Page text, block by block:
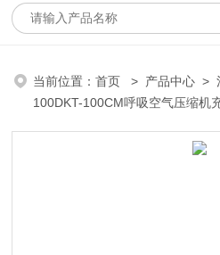
当前位置：首页 > 产品中心 >
100DKT-100CM呼吸空气压缩机